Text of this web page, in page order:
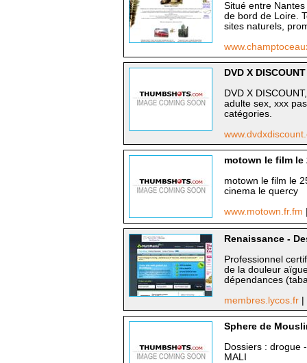
Situé entre
de bord de Loire.
sites naturels,
DVD X DISCOUNT
DVD X
adulte sex, xxx
catégories.
motown le film le
motown le film le
cinema le quercy
www.motown.fr.fm
Renaissance -
Professionnel
de la douleur
dépendances
membres.lycos.fr
Sphere de
Dossiers : drogue
MALI